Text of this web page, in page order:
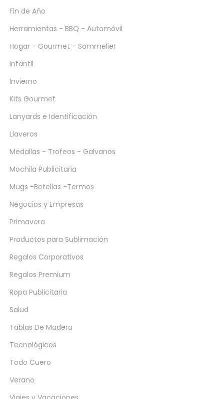
Fin de Año
Herramientas - BBQ - Automóvil
Hogar - Gourmet - Sommelier
Infantil
Invierno
Kits Gourmet
Lanyards e Identificación
Llaveros
Medallas - Trofeos - Galvanos
Mochila Publicitaria
Mugs -Botellas -Termos
Negocios y Empresas
Primavera
Productos para Sublimación
Regalos Corporativos
Regalos Premium
Ropa Publicitaria
Salud
Tablas De Madera
Tecnológicos
Todo Cuero
Verano